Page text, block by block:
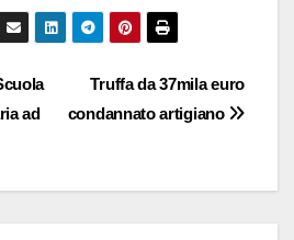
Truffa da 37mila euro
condannato artigiano
ad